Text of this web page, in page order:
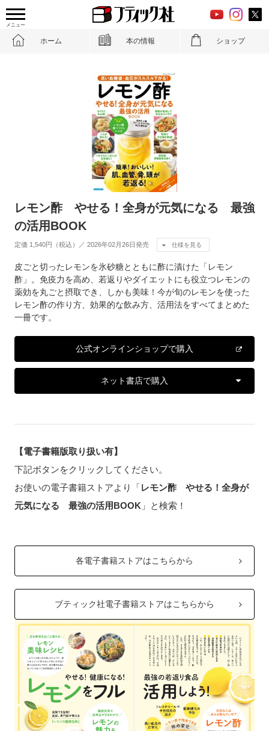
メニュー
ホーム 本の情報 ショップ
レモン酢 やせる！全身が元気になる 最強
の活用BOOK
定価 1,540円（税込）／ 2026年02月26日発売 仕様を見る
皮ごと切ったレモンを氷砂糖とともに酢に漬けた「レモン
酢」。免疫力を高め、若返りやダイエットにも役立つレモンの
薬効を丸ごと摂取でき、しかも美味！今が旬のレモンを使った
レモン酢の作り方、効果的な飲み方、活用法をすべてまとめた
一冊です。
公式オンラインショップで購入
ネット書店で購入
【電子書籍版取り扱い有】
下記ボタンをクリックしてください。
お使いの電子書籍ストアより「レモン酢 やせる！全身が
元気になる 最強の活用BOOK 」と検索！
各電子書籍ストアはこちらから
ブティック社電子書籍ストアはこちらから